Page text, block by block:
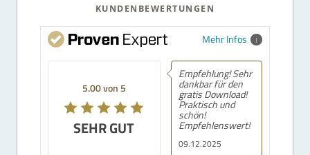
KUNDENBEWERTUNGEN
Mehr Infos
5.00 von 5
SEHR GUT
09.12.2025
Empfehlung! Sehr
dankbar für den
gratis Download!
Praktisch und
schön!
Empfehlenswert!